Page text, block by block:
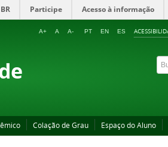
Participe Acesso à informação
A+ A A- PT EN ES
Colação de Grau Espaço do Aluno